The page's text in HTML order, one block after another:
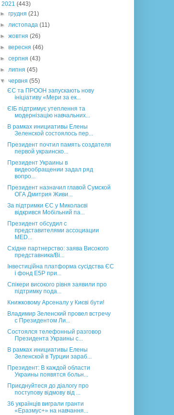
2021 (443)
►грудня(21)
►листопада(11)
►жовтня(26)
►вересня(46)
►серпня(43)
►липня(45)
▼червня(55)
ЄС та ПРООН запускають нову
ініціативу «Мери за ек...
ЄІБ підтримує утеплення та
модернізацію навчальних...
В рамках инициативы Елены
Зеленской состоялось пер...
Президент почтил память создателя
первой украинско...
Президент Украины в
видеообращении задал ряд
вопро...
Президент назначил главой Сумской
ОГА Дмитрия Живи...
За підтримки ЄС у Миколаєві
відкрився Мобільний па...
Президент обсудил с
представителями ассоциации
MED...
Східне партнерство: заява Високого
представника/Ві...
Інвестиційна платформа сусідства ЄС
і фонд E5P при...
Спікери високого рівня заявили про
підтримку пода...
Книжковому Арсеналу у Києві бути!
Владимир Зеленский провел встречу
с Президентом Ли...
Состоялся телефонный разговор
Президента Украины с...
В рамках инициативы Елены
Зеленской в Турции зараб...
Президент: В каждой области
Украины появятся больн...
Приєднуйтеся до діалогу про
поступову відмову від ...
36 українців виграли гранти
«Еразмус+» на навчання...